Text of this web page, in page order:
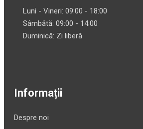
Luni - Vineri: 09:00 - 18:00
Sâmbătă: 09:00 - 14:00
Duminică: Zi liberă
Informații
Despre noi